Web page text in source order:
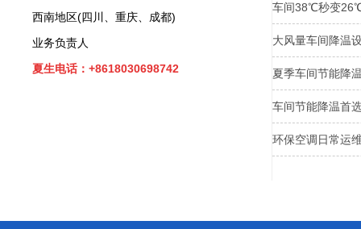
车间38℃秒变
大风量车间降温
夏季车间节能降
车间节能降温首
环保空调日常运
西南地区(四川、重庆、成都)
业务负责人
夏生电话：+8618030698742